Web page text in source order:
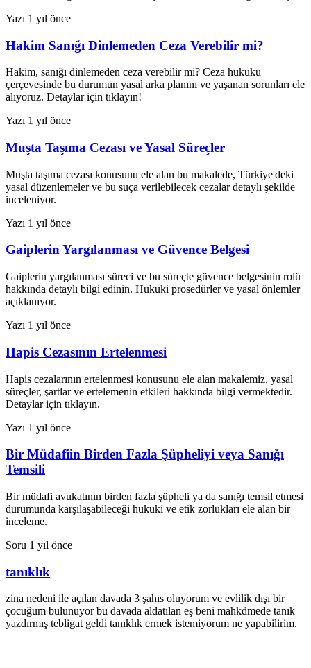
Yazı 1 yıl önce
Hakim Sanığı Dinlemeden Ceza Verebilir mi?
Hakim, sanığı dinlemeden ceza verebilir mi? Ceza hukuku
çerçevesinde bu durumun yasal arka planını ve yaşanan sorunları ele
alıyoruz. Detaylar için tıklayın!
Yazı 1 yıl önce
Muşta Taşıma Cezası ve Yasal Süreçler
Muşta taşıma cezası konusunu ele alan bu makalede, Türkiye'deki
yasal düzenlemeler ve bu suça verilebilecek cezalar detaylı şekilde
inceleniyor.
Yazı 1 yıl önce
Gaiplerin Yargılanması ve Güvence Belgesi
Gaiplerin yargılanması süreci ve bu süreçte güvence belgesinin rolü
hakkında detaylı bilgi edinin. Hukuki prosedürler ve yasal önlemler
açıklanıyor.
Yazı 1 yıl önce
Hapis Cezasının Ertelenmesi
Hapis cezalarının ertelenmesi konusunu ele alan makalemiz, yasal
süreçler, şartlar ve ertelemenin etkileri hakkında bilgi vermektedir.
Detaylar için tıklayın.
Yazı 1 yıl önce
Bir Müdafiin Birden Fazla Şüpheliyi veya Sanığı
Temsili
Bir müdafi avukatının birden fazla şüpheli ya da sanığı temsil etmesi
durumunda karşılaşabileceği hukuki ve etik zorlukları ele alan bir
inceleme.
Soru 1 yıl önce
tanıklık
zina nedeni ile açılan davada 3 şahıs oluyorum ve evlilik dışı bir
çocuğum bulunuyor bu davada aldatılan eş beni mahkdmede tanık
yazdırmış tebligat geldi tanıklık ermek istemiyorum ne yapabilirim.